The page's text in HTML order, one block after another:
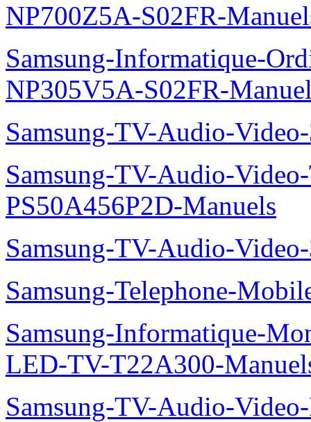
NP700Z5A-S02FR-
Samsung-Informatique-
NP305V5A-S02FR-
Samsung-TV-Audio-
Samsung-TV-Audio-
PS50A456P2D-Manuels
Samsung-TV-Audio-
Samsung-Telephone-
Samsung-Informatique-
LED-TV-T22A300-
Samsung-TV-Audio-